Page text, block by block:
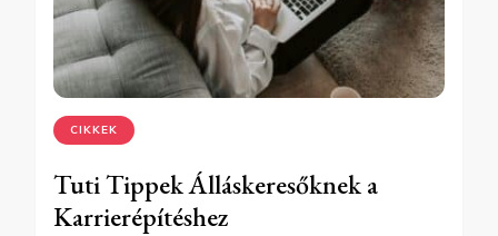
CIKKEK
Tuti Tippek Álláskeresőknek a
Karrierépítéshez